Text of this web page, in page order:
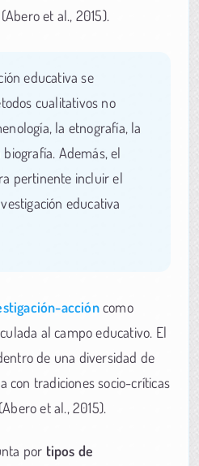
et al., 2015).
educativa se
cualitativos no
la etnografía, la
Además, el
pertinente incluir el
educativa
accióncomo
al campo educativo. El
de una diversidad de
con tradiciones socio-críticas
et al., 2015).
por tipos de